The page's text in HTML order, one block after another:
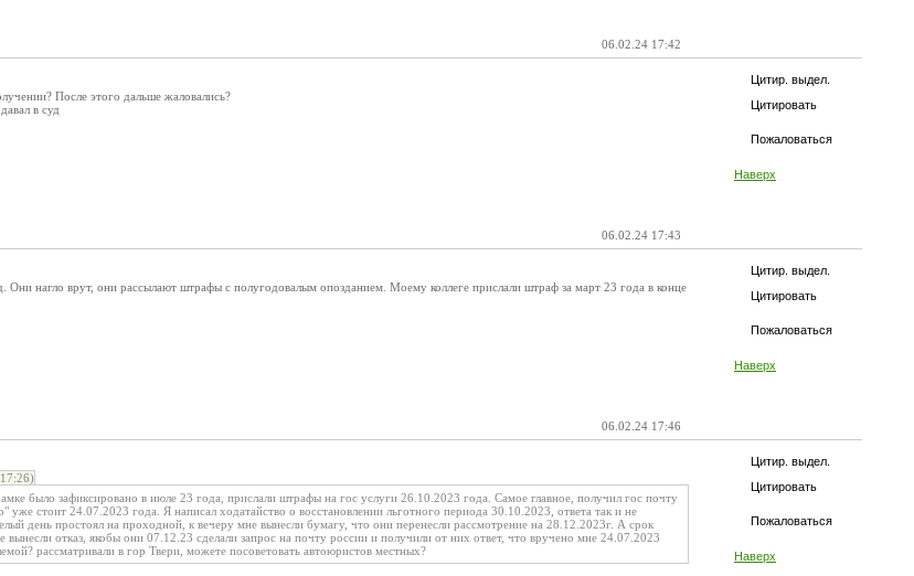
06.02.24 17:42
Цитир. выдел.
Цитировать
Пожаловаться
Наверх
После этого дальше жаловались?
в суд
06.02.24 17:43
Цитир. выдел.
Цитировать
Пожаловаться
Наверх
Они нагло врут, они рассылают штрафы с полугодовалым опозданием. Моему коллеге прислали штраф за март 23 года в конце
06.02.24 17:46
Цитир. выдел.
Цитировать
Пожаловаться
Наверх
было зафиксировано в июле 23 года, прислали штрафы на гос услуги 26.10.2023 года. Самое главное, получил гос почту
стоит 24.07.2023 года. Я написал ходатайство о восстановлении льготного периода 30.10.2023, ответа так и не
день простоял на проходной, к вечеру мне вынесли бумагу, что они перенесли рассмотрение на 28.12.2023г. А срок
отказ, якобы они 07.12.23 сделали запрос на почту россии и получили от них ответ, что вручено мне 24.07.2023
рассматривали в гор Твери, можете посоветовать автоюристов местных?